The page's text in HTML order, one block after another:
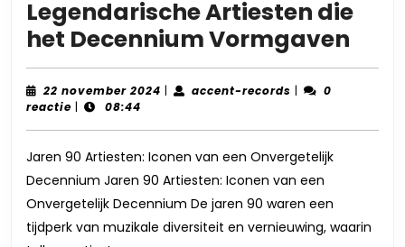
Legendarische Artiesten die
het Decennium Vormgaven
22 november 2024 22
| accent-records accent-
|
0
reactie | 08:44
Jaren 90 Artiesten: Iconen van een Onvergetelijk
Decennium Jaren 90 Artiesten: Iconen van een
Onvergetelijk Decennium De jaren 90 waren een
tijdperk van muzikale diversiteit en vernieuwing, waarin